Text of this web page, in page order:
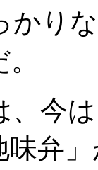
かり
今
味弁